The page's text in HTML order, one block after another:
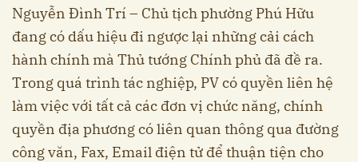
Nguyễn Đình Trí – Chủ tịch phường Phú Hữu
đang có dấu hiệu đi ngược lại những cải cách
hành chính mà Thủ tướng Chính phủ đã đề ra.
Trong quá trình tác nghiệp, PV có quyền liên hệ
làm việc với tất cả các đơn vị chức năng, chính
quyền địa phương có liên quan thông qua đường
công văn, Fax, Email điện tử để thuận tiện cho